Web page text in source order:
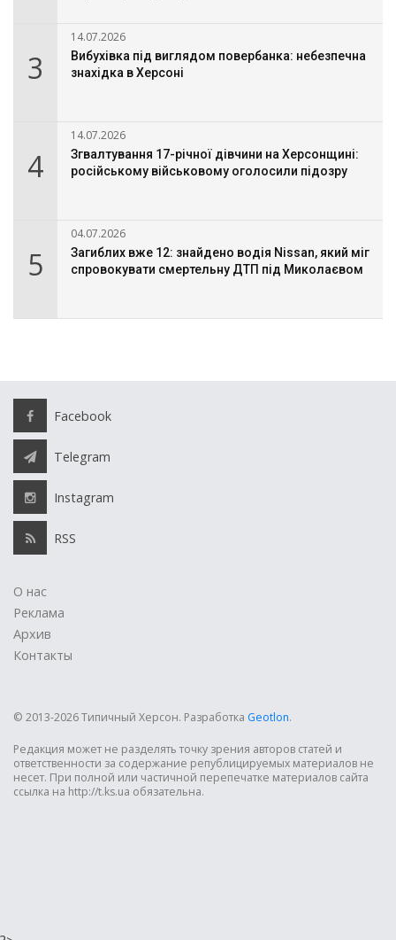
3
14.07.2026
Вибухівка під виглядом повербанка: небезпечна
знахідка в Херсоні
4
14.07.2026
Згвалтування 17-річної дівчини на Херсонщині:
російському військовому оголосили підозру
5
04.07.2026
Загиблих вже 12: знайдено водія Nissan, який міг
спровокувати смертельну ДТП під Миколаєвом
Facebook
Telegram
Instagram
RSS
О нас
Реклама
Архив
Контакты
© 2013-2026 Типичный Херсон. Разработка Geotlon.
Редакция может не разделять точку зрения авторов статей и
ответственности за содержание републицируемых материалов не
несет. При полной или частичной перепечатке материалов сайта
ссылка на http://t.ks.ua обязательна.